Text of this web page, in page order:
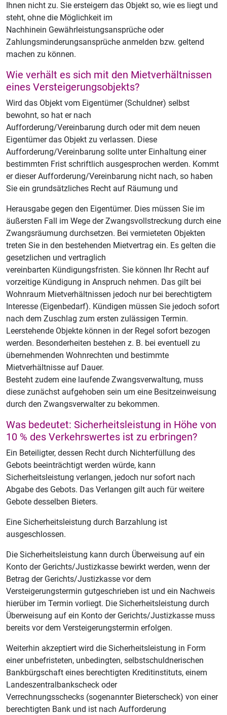
Ihnen nicht zu. Sie ersteigern das Objekt so, wie es liegt und
steht, ohne die Möglichkeit im
Nachhinein Gewährleistungsansprüche oder
Zahlungsminderungsansprüche anmelden bzw. geltend
machen zu können.
Wie verhält es sich mit den Mietverhältnissen
eines Versteigerungsobjekts?
Wird das Objekt vom Eigentümer (Schuldner) selbst
bewohnt, so hat er nach
Aufforderung/Vereinbarung durch oder mit dem neuen
Eigentümer das Objekt zu verlassen. Diese
Aufforderung/Vereinbarung sollte unter Einhaltung einer
bestimmten Frist schriftlich ausgesprochen werden. Kommt
er dieser Aufforderung/Vereinbarung nicht nach, so haben
Sie ein grundsätzliches Recht auf Räumung und
Herausgabe gegen den Eigentümer. Dies müssen Sie im
äußersten Fall im Wege der Zwangsvollstreckung durch eine
Zwangsräumung durchsetzen. Bei vermieteten Objekten
treten Sie in den bestehenden Mietvertrag ein. Es gelten die
gesetzlichen und vertraglich
vereinbarten Kündigungsfristen. Sie können Ihr Recht auf
vorzeitige Kündigung in Anspruch nehmen. Das gilt bei
Wohnraum Mietverhältnissen jedoch nur bei berechtigtem
Interesse (Eigenbedarf). Kündigen müssen Sie jedoch sofort
nach dem Zuschlag zum ersten zulässigen Termin.
Leerstehende Objekte können in der Regel sofort bezogen
werden. Besonderheiten bestehen z. B. bei eventuell zu
übernehmenden Wohnrechten und bestimmte
Mietverhältnisse auf Dauer.
Besteht zudem eine laufende Zwangsverwaltung, muss
diese zunächst aufgehoben sein um eine Besitzeinweisung
durch den Zwangsverwalter zu bekommen.
Was bedeutet: Sicherheitsleistung in Höhe von
10 % des Verkehrswertes ist zu erbringen?
Ein Beteiligter, dessen Recht durch Nichterfüllung des
Gebots beeinträchtigt werden würde, kann
Sicherheitsleistung verlangen, jedoch nur sofort nach
Abgabe des Gebots. Das Verlangen gilt auch für weitere
Gebote desselben Bieters.
Eine Sicherheitsleistung durch Barzahlung ist
ausgeschlossen.
Die Sicherheitsleistung kann durch Überweisung auf ein
Konto der Gerichts/Justizkasse bewirkt werden, wenn der
Betrag der Gerichts/Justizkasse vor dem
Versteigerungstermin gutgeschrieben ist und ein Nachweis
hierüber im Termin vorliegt. Die Sicherheitsleistung durch
Überweisung auf ein Konto der Gerichts/Justizkasse muss
bereits vor dem Versteigerungstermin erfolgen.
Weiterhin akzeptiert wird die Sicherheitsleistung in Form
einer unbefristeten, unbedingten, selbstschuldnerischen
Bankbürgschaft eines berechtigten Kreditinstituts, einem
Landeszentralbankscheck oder
Verrechnungsschecks (sogenannter Bieterscheck) von einer
berechtigten Bank und ist nach Aufforderung